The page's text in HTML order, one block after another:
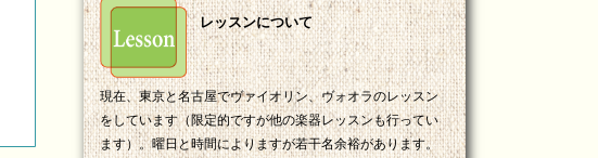
レッスンについて
現在、東京と名古屋でヴァイオリン、ヴォオラのレッスン
をしています（限定的ですが他の楽器レッスンも行ってい
ます）。曜日と時間によりますが若干名余裕があります。